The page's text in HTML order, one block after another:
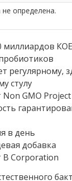
определена.
миллиардов КОЕ
регулярному,
стулу
GMO
в день
добавка
B Corporation